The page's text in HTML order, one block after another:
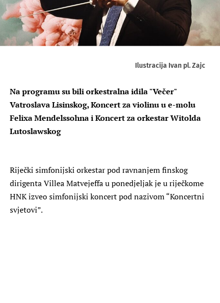
Ilustracija Ivan pl. Zajc
Na programu su bili orkestralna idila "Večer"
Vatroslava Lisinskog, Koncert za violinu u e-molu
Felixa Mendelssohna i Koncert za orkestar Witolda
Lutoslawskog
Riječki simfonijski orkestar pod ravnanjem finskog
dirigenta Villea Matvejeffa u ponedjeljak je u riječkome
HNK izveo simfonijski koncert pod nazivom “Koncertni
svjetovi”.